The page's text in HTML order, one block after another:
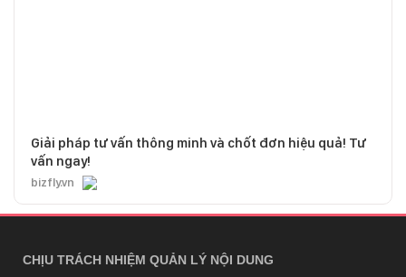
Giải pháp tư vấn thông minh và chốt đơn hiệu quả! Tư
vấn ngay!
bizfly.vn
CHỊU TRÁCH NHIỆM QUẢN LÝ NỘI DUNG